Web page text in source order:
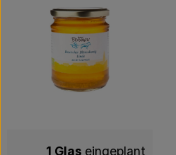
1 Glas eingeplant